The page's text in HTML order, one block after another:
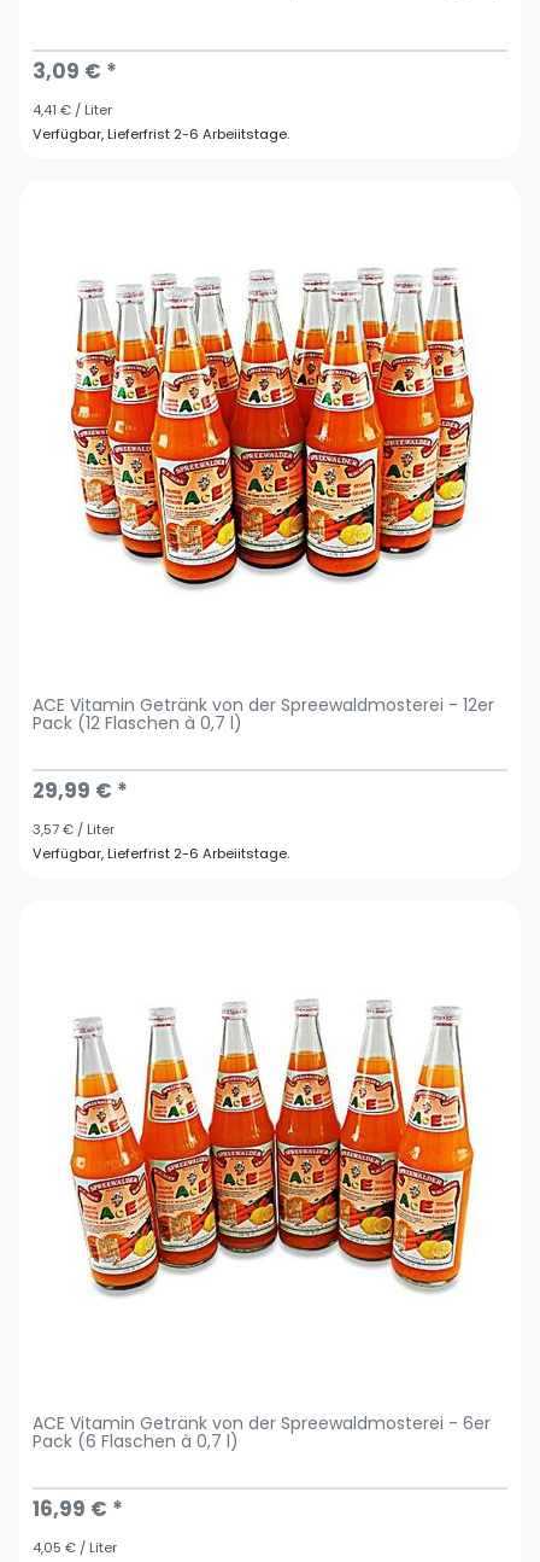
3,09 € *
4,41 € / Liter
Verfügbar, Lieferfrist 2-6 Arbeiitstage.
ACE Vitamin Getränk von der Spreewaldmosterei - 12er
Pack (12 Flaschen à 0,7 l)
29,99 € *
3,57 € / Liter
Verfügbar, Lieferfrist 2-6 Arbeiitstage.
ACE Vitamin Getränk von der Spreewaldmosterei - 6er
Pack (6 Flaschen à 0,7 l)
16,99 € *
4,05 € / Liter